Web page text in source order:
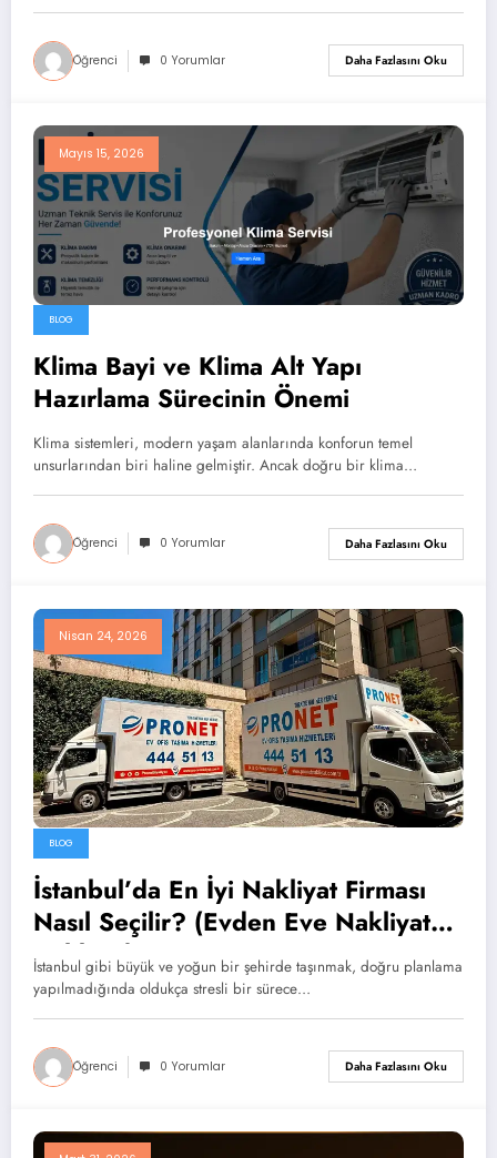
Öğrenci 0 Yorumlar Daha Fazlasını Oku
Mayıs 15, 2026
BLOG
Klima Bayi ve Klima Alt Yapı
Hazırlama Sürecinin Önemi
Klima sistemleri, modern yaşam alanlarında konforun temel
unsurlarından biri haline gelmiştir. Ancak doğru bir klima…
Öğrenci 0 Yorumlar Daha Fazlasını Oku
Nisan 24, 2026
BLOG
İstanbul’da En İyi Nakliyat Firması
Nasıl Seçilir? (Evden Eve Nakliyat
Rehberi)
İstanbul gibi büyük ve yoğun bir şehirde taşınmak, doğru planlama
yapılmadığında oldukça stresli bir sürece…
Öğrenci 0 Yorumlar Daha Fazlasını Oku